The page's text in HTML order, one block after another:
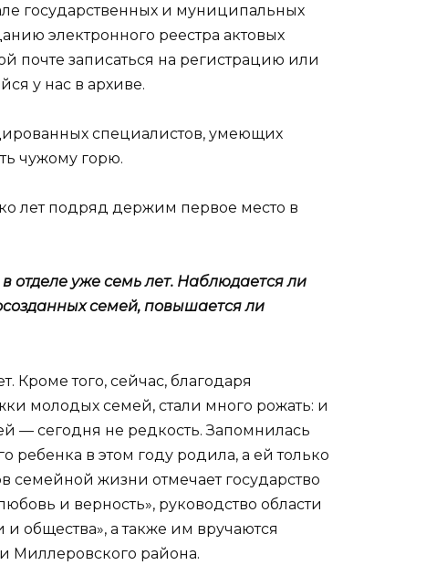
государственных и муниципальных
электронного реестра актовых
почте записаться на регистрацию или
у нас в архиве.
специалистов, умеющих
чужому горю.
лет подряд держим первое место в
уже семь лет. Наблюдается ли
семей, повышается ли
Кроме того, сейчас, благодаря
молодых семей, стали много рожать: и
— сегодня не редкость. Запомнилась
ребенка в этом году родила, а ей только
семейной жизни отмечает государство
и верность», руководство области
общества», а также им вручаются
Миллеровского района.